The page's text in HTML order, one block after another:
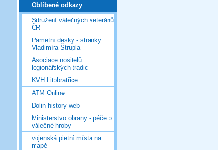
Oblíbené odkazy
Sdružení válečných veteránů
ČR
Pamětní desky - stránky
Vladimíra Štrupla
Asociace nositelů
legionářských tradic
KVH Litobratřice
ATM Online
Dolin history web
Ministerstvo obrany - péče o
válečné hroby
vojenská pietní místa na
mapě